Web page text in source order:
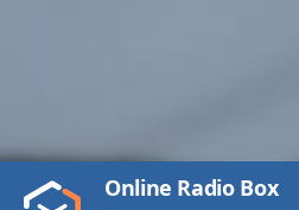
Play
Video
Play
Online Radio Box